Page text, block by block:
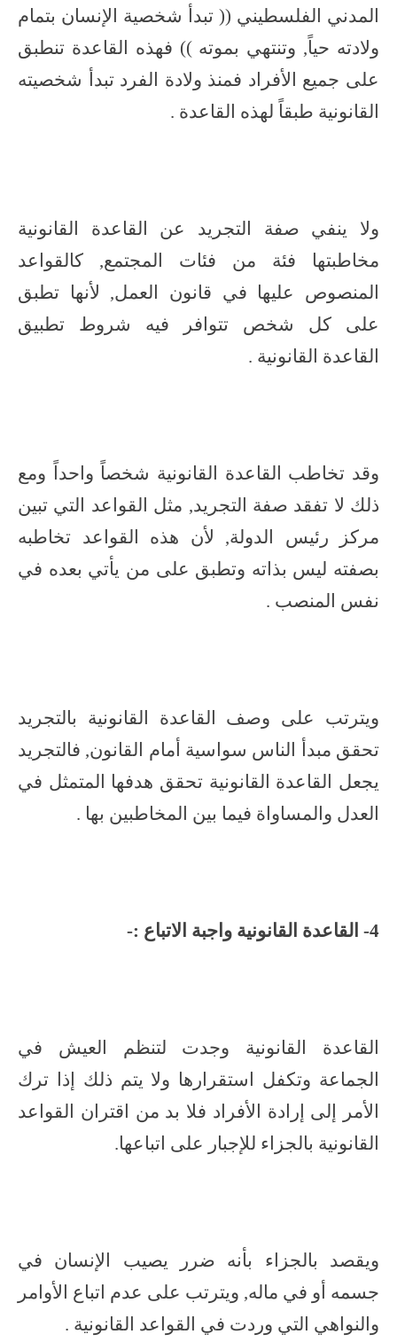
المدني الفلسطيني (( تبدأ شخصية الإنسان بتمام
ولادته حياً, وتنتهي بموته )) فهذه القاعدة تنطبق
على جميع الأفراد فمنذ ولادة الفرد تبدأ شخصيته
القانونية طبقاً لهذه القاعدة .
ولا ينفي صفة التجريد عن القاعدة القانونية
مخاطبتها فئة من فئات المجتمع, كالقواعد
المنصوص عليها في قانون العمل, لأنها تطبق
على كل شخص تتوافر فيه شروط تطبيق
القاعدة القانونية .
وقد تخاطب القاعدة القانونية شخصاً واحداً ومع
ذلك لا تفقد صفة التجريد, مثل القواعد التي تبين
مركز رئيس الدولة, لأن هذه القواعد تخاطبه
بصفته ليس بذاته وتطبق على من يأتي بعده في
نفس المنصب .
ويترتب على وصف القاعدة القانونية بالتجريد
تحقق مبدأ الناس سواسية أمام القانون, فالتجريد
يجعل القاعدة القانونية تحقق هدفها المتمثل في
العدل والمساواة فيما بين المخاطبين بها .
4- القاعدة القانونية واجبة الاتباع :-
القاعدة القانونية وجدت لتنظم العيش في
الجماعة وتكفل استقرارها ولا يتم ذلك إذا ترك
الأمر إلى إرادة الأفراد فلا بد من اقتران القواعد
القانونية بالجزاء للإجبار على اتباعها.
ويقصد بالجزاء بأنه ضرر يصيب الإنسان في
جسمه أو في ماله, ويترتب على عدم اتباع الأوامر
والنواهي التي وردت في القواعد القانونية .